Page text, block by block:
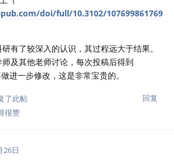
doi/full/10.3102/107699861769
有了较深入的认识，其过程远大于结果。
及其他老师讨论，每次投稿后得到
进一步修改，这是非常宝贵的。
回复
了此帖
很赞
26日